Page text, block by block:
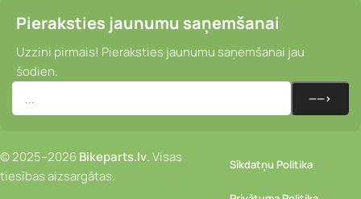
Pieraksties jaunumu saņemšanai
Uzzini pirmais! Pieraksties jaunumu saņemšanai jau
šodien.
© 2025–2026Bikeparts.lv. Visas
tiesības aizsargātas.
Sīkdatņu Politika